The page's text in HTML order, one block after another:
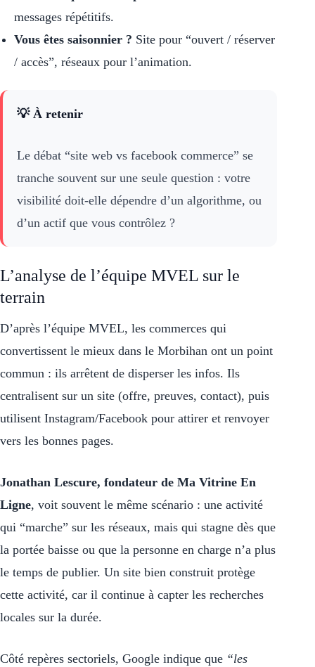
messages répétitifs.
Vous êtes saisonnier ? Site pour “ouvert / réserver
/ accès”, réseaux pour l’animation.
💡 À retenir
Le débat “site web vs facebook commerce” se
tranche souvent sur une seule question : votre
visibilité doit-elle dépendre d’un algorithme, ou
d’un actif que vous contrôlez ?
L’analyse de l’équipe MVEL sur le
terrain
D’après l’équipe MVEL, les commerces qui
convertissent le mieux dans le Morbihan ont un point
commun : ils arrêtent de disperser les infos. Ils
centralisent sur un site (offre, preuves, contact), puis
utilisent Instagram/Facebook pour attirer et renvoyer
vers les bonnes pages.
Jonathan Lescure, fondateur de Ma Vitrine En
Ligne, voit souvent le même scénario : une activité
qui “marche” sur les réseaux, mais qui stagne dès que
la portée baisse ou que la personne en charge n’a plus
le temps de publier. Un site bien construit protège
cette activité, car il continue à capter les recherches
locales sur la durée.
Côté repères sectoriels, Google indique que “les